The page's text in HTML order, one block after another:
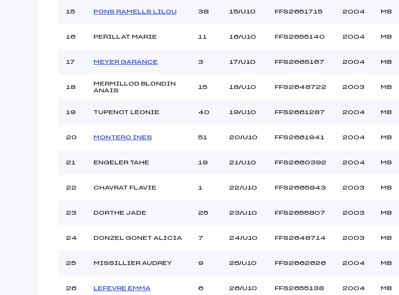
15 PONS RAMELLS LILOU 38 15/U10 FFS2651715 2004 MB
16 PERILLAT MARIE 11 16/U10 FFS2655140 2004 MB
17 MEYER GARANCE 3 17/U10 FFS2665167 2004 MB
18
MERMILLOD BLONDIN
ANAIS
15 18/U10 FFS2648722 2003 MB
19 TUPENOT LEONIE 40 19/U10 FFS2661287 2004 MB
20 MONTERO INES 51 20/U10 FFS2661941 2004 MB
21 ENGELER TAHE 19 21/U10 FFS2660392 2004 MB
22 CHAVRAT FLAVIE 1 22/U10 FFS2665943 2003 MB
23 DORTHE JADE 25 23/U10 FFS2655807 2003 MB
24 DONZEL GONET ALICIA 7 24/U10 FFS2648714 2003 MB
25 MISSILLIER AUDREY 9 25/U10 FFS2662626 2004 MB
26 LEFEVRE EMMA 6 26/U10 FFS2655138 2004 MB